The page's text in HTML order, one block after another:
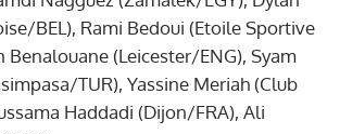
BEL), Rami Bedoui (Etoile Sportive
Benalouane (Leicester/ENG), Syam
TUR), Yassine Meriah (Club
Haddadi (Dijon/FRA), Ali